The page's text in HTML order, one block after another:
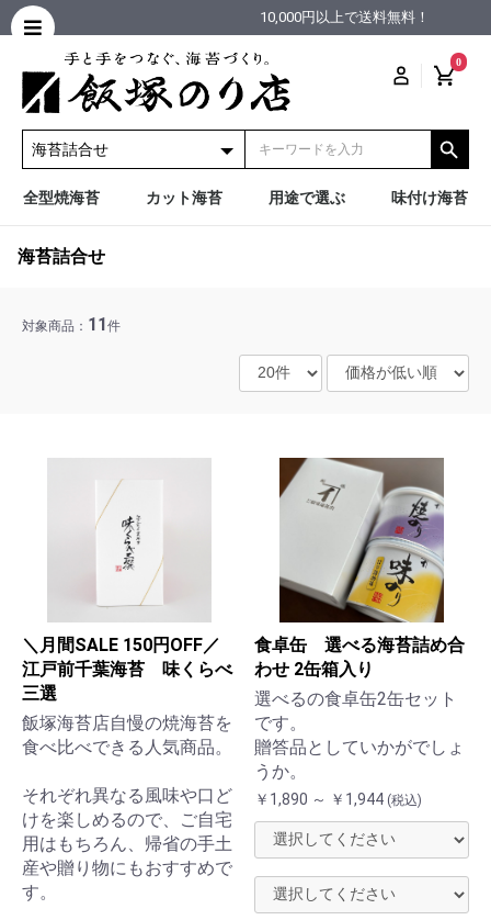
10,000円以上で送料無料！
0
全型焼海苔 カット海苔 用途で選ぶ 味付け海苔
海苔詰合せ
対象商品： 11件
＼月間SALE 150円OFF／
江戸前千葉海苔 味くらべ
三選
飯塚海苔店自慢の焼海苔を
食べ比べできる人気商品。
それぞれ異なる風味や口ど
けを楽しめるので、ご自宅
用はもちろん、帰省の手土
産や贈り物にもおすすめで
す。
食卓缶 選べる海苔詰め合
わせ 2缶箱入り
選べるの食卓缶2缶セット
です。
贈答品としていかがでしょ
うか。
￥1,890 ～ ￥1,944 (税込)